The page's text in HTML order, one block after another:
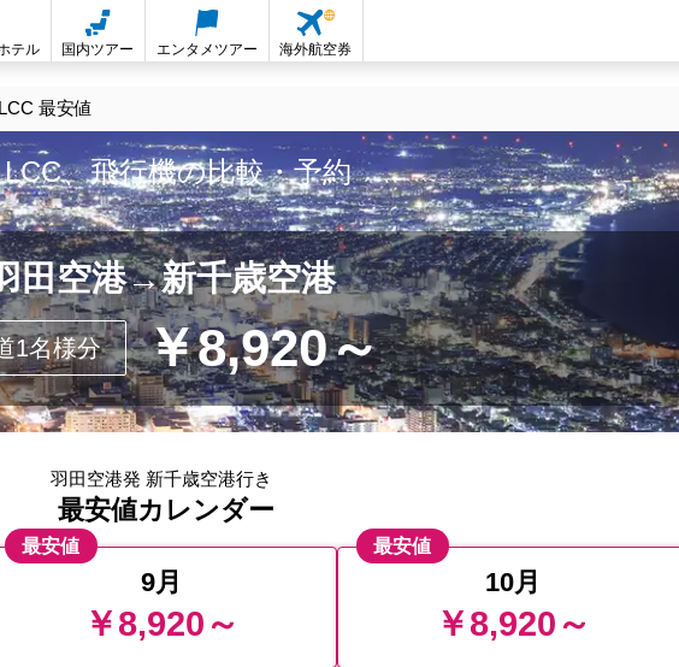
テル 国内ツアー エンタメツアー 海外航空券
最安値
、飛行機の比較・予約
田空港→新千歳空港
1名様分 ￥8,920～
羽田空港発 新千歳空港行き
最安値カレンダー
最安値
9月
￥8,920～
最安値
10月
￥8,920～